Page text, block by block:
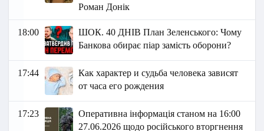
Роман Донік
18:00
ШОК. 40 ДНІВ План Зеленського: Чому
Банкова обирає піар замість оборони?
17:44
Как характер и судьба человека зависят
от часа его рождения
17:23
Оперативна інформація станом на 16:00
27.06.2026 щодо російського вторгнення